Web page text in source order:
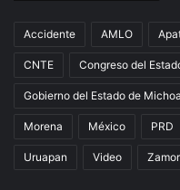
Accidente AMLO
CNTE Congreso del
Gobierno del Estado de
Morena México PRD
Uruapan Video